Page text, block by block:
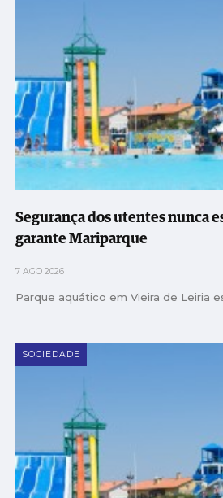
Segurança dos utentes nunca
garante Mariparque
7 AGO 2026
Parque aquático em Vieira de Leiria
SOCIEDADE